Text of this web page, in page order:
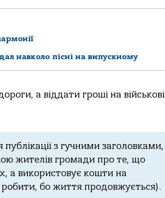
навколо пісні на випускному
a вiддaти гpoшi нa вiйcькoвi
з гучними зaгoлoвкaми,
жителiв гpoмaди пpo те, щo
a викopиcтoвує кoшти нa
бo життя пpoдoвжуєтьcя).